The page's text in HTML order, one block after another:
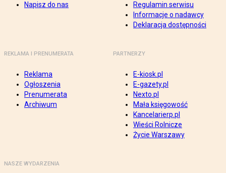
Napisz do nas
Regulamin serwisu
Informacje o nadawcy
Deklaracja dostępności
REKLAMA I PRENUMERATA
Reklama
Ogłoszenia
Prenumerata
Archiwum
PARTNERZY
E-kiosk.pl
E-gazety.pl
Nexto.pl
Mała księgowość
Kancelarierp.pl
Wieści Rolnicze
Życie Warszawy
NASZE WYDARZENIA